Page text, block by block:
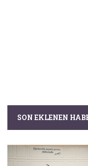
SON EKLENEN